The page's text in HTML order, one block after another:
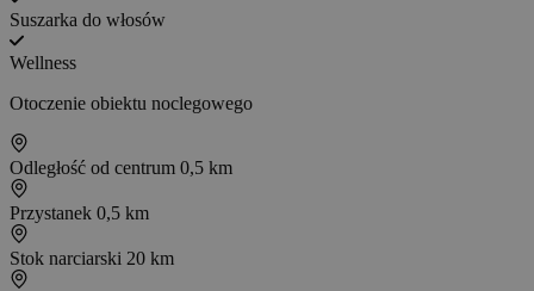
Suszarka do włosów
Wellness
Otoczenie obiektu noclegowego
Odległość od centrum 0,5 km
Przystanek 0,5 km
Stok narciarski 20 km